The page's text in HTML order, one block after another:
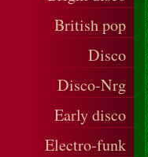
British pop
Disco
Disco-Nrg
Early disco
Electro-funk